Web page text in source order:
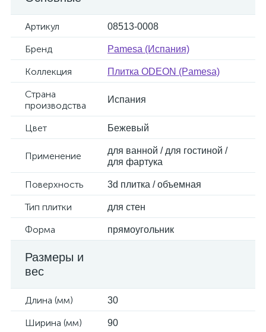
Артикул 08513-0008
Бренд Pamesa (Испания)
Коллекция Плитка ODEON (Pamesa)
Страна
производства
Испания
Цвет Бежевый
Применение
для ванной / для гостиной /
для фартука
Поверхность 3d плитка / объемная
Тип плитки для стен
Форма прямоугольник
Размеры и
вес
Длина (мм) 30
Ширина (мм) 90